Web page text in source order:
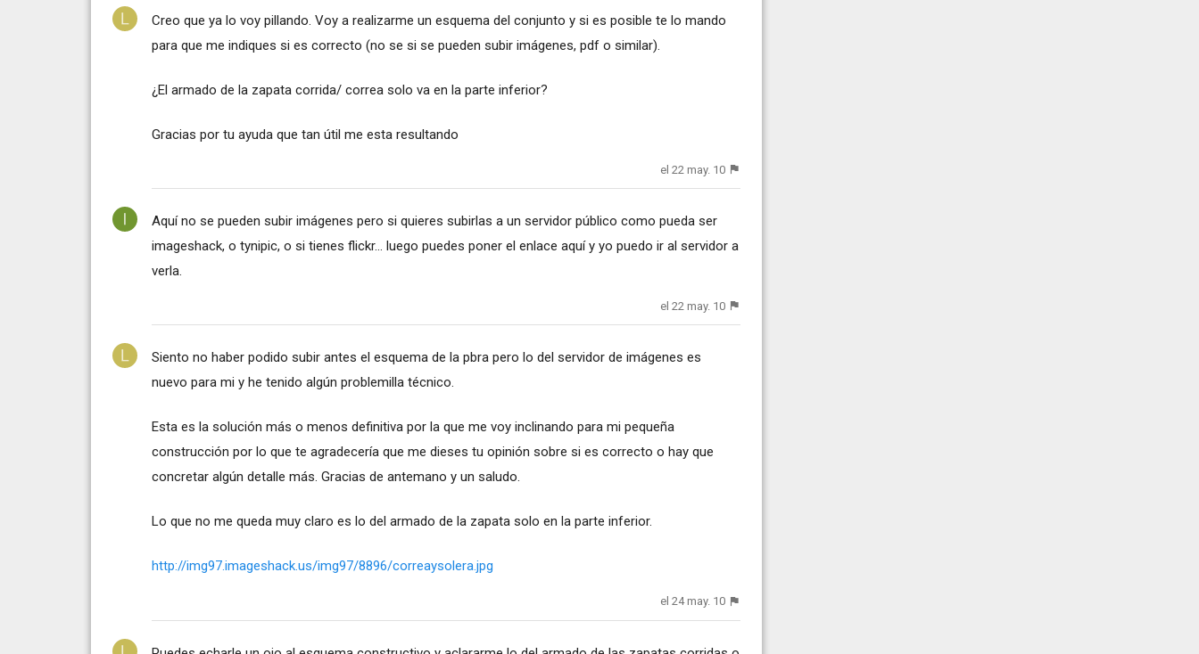
Creo que ya lo voy pillando. Voy a realizarme un esquema del conjunto y si es posible te lo mando
para que me indiques si es correcto (no se si se pueden subir imágenes, pdf o similar).
¿El armado de la zapata corrida/ correa solo va en la parte inferior?
Gracias por tu ayuda que tan útil me esta resultando
el 22 may. 10
Aquí no se pueden subir imágenes pero si quieres subirlas a un servidor público como pueda ser
imageshack, o tynipic, o si tienes flickr... luego puedes poner el enlace aquí y yo puedo ir al servidor a
verla.
el 22 may. 10
Siento no haber podido subir antes el esquema de la pbra pero lo del servidor de imágenes es
nuevo para mi y he tenido algún problemilla técnico.
Esta es la solución más o menos definitiva por la que me voy inclinando para mi pequeña
construcción por lo que te agradecería que me dieses tu opinión sobre si es correcto o hay que
concretar algún detalle más. Gracias de antemano y un saludo.
Lo que no me queda muy claro es lo del armado de la zapata solo en la parte inferior.
http://img97.imageshack.us/img97/8896/correaysolera.jpg
el 24 may. 10